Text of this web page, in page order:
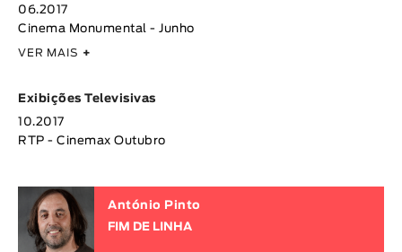
06.2017
Cinema Monumental - Junho
VER MAIS +
Exibições Televisivas
10.2017
RTP - Cinemax Outubro
António Pinto
FIM DE LINHA